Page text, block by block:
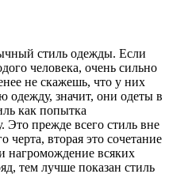
стиль одежды. Если
человека, очень сильно
не скажешь, что у них
одежду, значит, они одеты в
как попытка
Это прежде всего стиль вне
черта, вторая это сочетание
нагромождение всяких
тем лучше показан стиль